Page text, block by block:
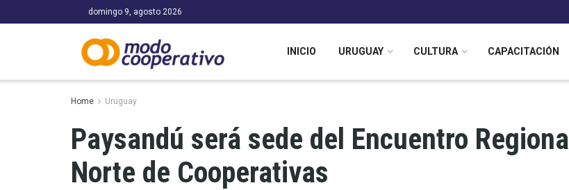
domingo 9, agosto 2026
INICIO URUGUAY CULTURA CAPACITACIÓN
Home Uruguay
Paysandú será sede del Encuentro Regional
Norte de Cooperativas